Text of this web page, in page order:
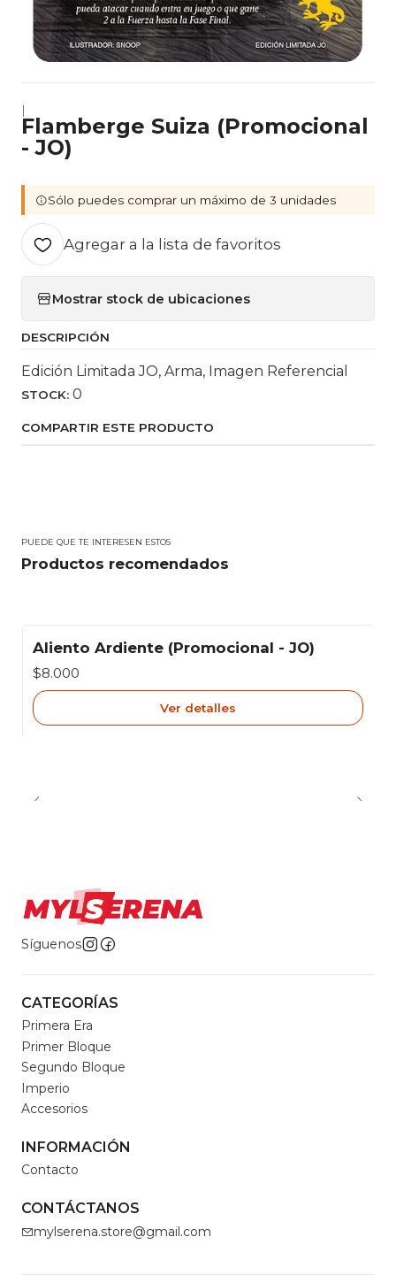
|
Flamberge Suiza (Promocional
- JO)
Sólo puedes comprar un máximo de 3 unidades
Agregar a la lista de favoritos
Mostrar stock de ubicaciones
DESCRIPCIÓN
Edición Limitada JO, Arma, Imagen Referencial
STOCK: 0
COMPARTIR ESTE PRODUCTO
PUEDE QUE TE INTERESEN ESTOS
Productos recomendados
Agotado
Aliento Ardiente (Promocional - JO)
$8.000
Ver detalles
Síguenos
CATEGORÍAS
Primera Era
Primer Bloque
Segundo Bloque
Imperio
Accesorios
INFORMACIÓN
Contacto
CONTÁCTANOS
mylserena.store@gmail.com